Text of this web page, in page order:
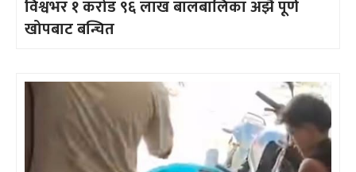
विश्वभर १ करोड ९६ लाख बालबालिका अझै पूर्ण
खोपबाट बन्चित